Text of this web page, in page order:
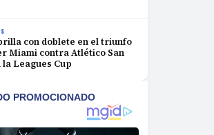
con doblete en el triunfo
Miami contra Atlético San
la Leagues Cup